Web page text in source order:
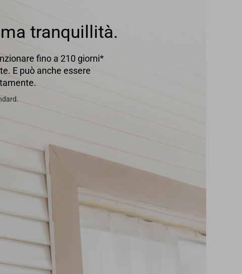
tranquillità.
fino a 210 giorni*
E può anche essere